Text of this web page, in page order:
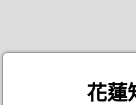
花蓮